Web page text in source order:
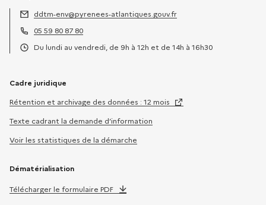
Adresse électronique :
ddtm-env@pyrenees-atlantiques.gouv.fr
Téléphone :
05 59 80 87 80
Du lundi au vendredi, de 9h à 12h et de 14h à 16h30
Cadre juridique
Rétention et archivage des données : 12 mois
Texte cadrant la demande d’information
Voir les statistiques de la démarche
Dématérialisation
Télécharger le formulaire PDF